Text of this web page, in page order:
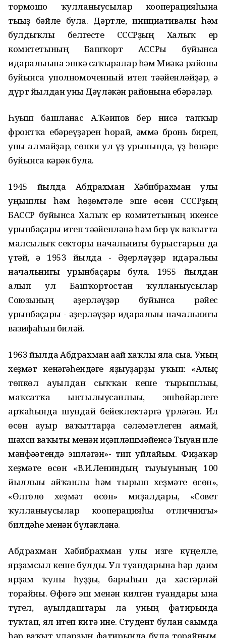
тормошо ҡулланыусылар кооперацияһына
тығыҙ бәйле була. Дәртле, инициативалы һәм
булдыҡлы белгесте СССРҙың Халыҡ ер
комитетының Башҡорт АССРы буйынса
идаралығына эшкә саҡыралар һәм Миәкә районы
буйынса уполномоченный итеп тәғәйенләйҙәр, ә
дүрт йылдан уны Дәүләкән районына ебәрәләр.
Һуғыш башланғас А.Ҡәипов бер нисә тапҡыр
фронтҡа ебәреүҙәрен һорай, әммә бронь биреп,
уны алмайҙар, сөнки ул үҙ урынында, үҙ һөнәре
буйынса кәрәк була.
1945 йылда Абдрахман Хәбибрахман улы
уңышлы һәм һөҙөмтәле эше өсөн СССРҙың
БАССР буйынса Халыҡ ер комитетының икенсе
урынбаҫары итеп тәғәйенләнә һәм бер үк ваҡытта
малсылыҡ секторы начальнигы бурыстарын да
үтәй, ә 1953 йылда - Әҙерләүҙәр идаралығы
начальнигы урынбаҫары була. 1955 йылдан
алып ул Башҡортостан ҡулланыусылар
Союзының әҙерләүҙәр буйынса рәйес
урынбаҫары - әҙерләүҙәр идаралығы начальнигы
вазифаһын биләй.
1963 йылда Абдрахман ағай хаҡлы ялға сыға. Уның
хеҙмәт кенәгәһендәге яҙыуҙарҙы уҡып: «Алыҫ
төпкөл ауылдан сыҡҡан кеше тырышлығы,
маҡсатҡа ынтылыусанлығы, эшһөйәрлеге
арҡаһында шундай бейеклектәргә үрләгән. Ил
өсөн ауыр ваҡыттарҙа сәләмәтлеген аямай,
шәхси ваҡыты менән иҫәпләшмәйенсә Тыуған иле
мәнфәғәтендә эшләгән»- тип уйлайым. Фиҙаҡәр
хеҙмәте өсөн «В.И.Лениндың тыуыуының 100
йыллығы айҡанлы һәм тырыш хеҙмәте өсөн»,
«Өлгөлө хеҙмәт өсөн» миҙалдары, «Совет
ҡулланыусылар кооперацияһы отличнигы»
билдәһе менән бүләкләнә.
Абдрахман Хәбибрахман улы изге күңелле,
ярҙамсыл кеше булды. Ул туғандарына һәр даим
ярҙам ҡулы һуҙҙы, барыһын да хәстәрләй
торғайны. Өфөгә эш менән килгән туғандары ғына
түгел, ауылдаштары ла уның фатирында
туҡтап, ял итеп китә ине. Студент булған сағымда